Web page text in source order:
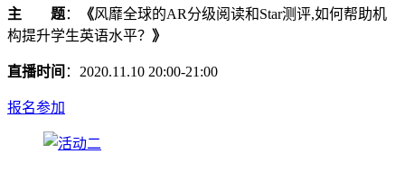
主 题： 《风靡全球的AR分级阅读和Star测评,如何帮助机
构提升学生英语水平？ 》
直播时间 ：2020.11.10 20:00-21:00
报名参加